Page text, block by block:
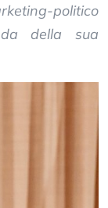
politico
della sua